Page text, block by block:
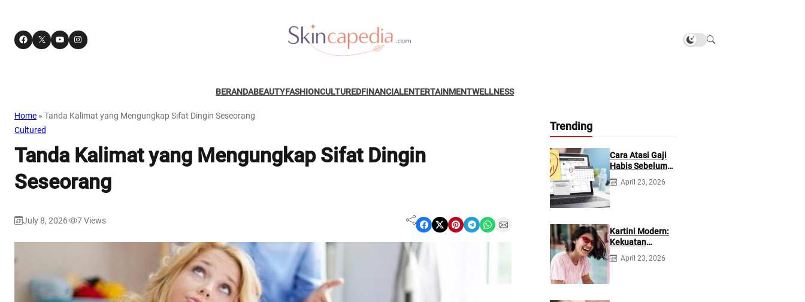
Facebook X YouTube Instagram
BERANDABEAUTYFASHIONCULTUREDFINANCIALENTERTAINMENTWELLNESS
Home » Tanda Kalimat yang Mengungkap Sifat Dingin Seseorang
Cultured
Tanda Kalimat yang Mengungkap Sifat Dingin
Seseorang
July 8, 2026 7Views Share on Facebook Share on X Share on Pinterest Share on Telegram Share on WhatsApp Share on Email
Trending
Cara Atasi Gaji
Habis Sebelum
Gajian
Berikutnya
April 23, 2026
Kartini Modern:
Kekuatan
Berevolusi &
Rawat Diri
April 23, 2026